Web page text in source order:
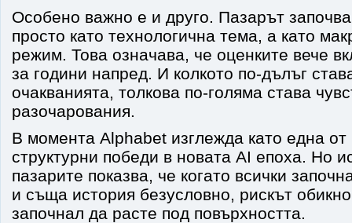
Особено важно е и друго. Пазарът
просто като технологична тема, а като
режим. Това означава, че оценките вече
за години напред. И колкото по-дълъг
очакванията, толкова по-голяма става
разочарования.
В момента Alphabet изглежда като една от
структурни победи в новата AI епоха. Но
пазарите показва, че когато всички
и съща история безусловно, рискът
започнал да расте под повърхността.